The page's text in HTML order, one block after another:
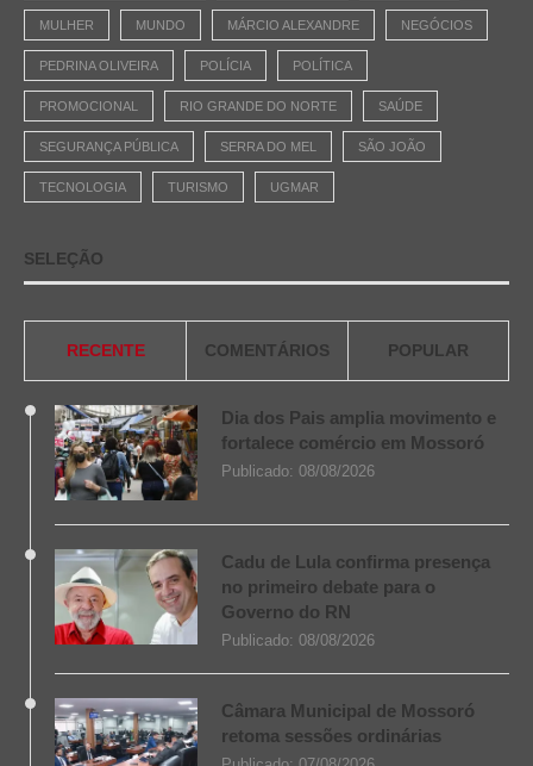
MULHER MUNDO MÁRCIO ALEXANDRE NEGÓCIOS
PEDRINA OLIVEIRA POLÍCIA POLÍTICA
PROMOCIONAL RIO GRANDE DO NORTE SAÚDE
SEGURANÇA PÚBLICA SERRA DO MEL SÃO JOÃO
TECNOLOGIA TURISMO UGMAR
SELEÇÃO
RECENTE COMENTÁRIOS POPULAR
Dia dos Pais amplia movimento e
fortalece comércio em Mossoró
Publicado: 08/08/2026
Cadu de Lula confirma presença
no primeiro debate para o
Governo do RN
Publicado: 08/08/2026
Câmara Municipal de Mossoró
retoma sessões ordinárias